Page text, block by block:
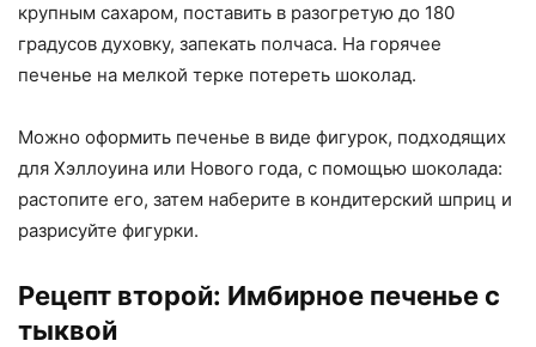
крупным сахаром, поставить в разогретую до 180
градусов духовку, запекать полчаса. На горячее
печенье на мелкой терке потереть шоколад.
Можно оформить печенье в виде фигурок, подходящих
для Хэллоуина или Нового года, с помощью шоколада:
растопите его, затем наберите в кондитерский шприц и
разрисуйте фигурки.
Рецепт второй: Имбирное печенье с
тыквой